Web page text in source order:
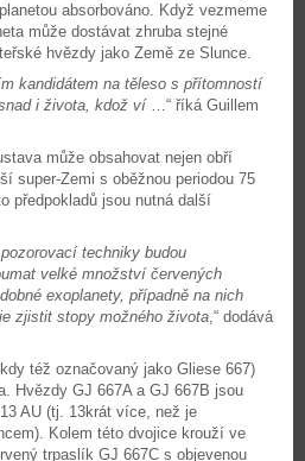
absorbováno. Když vezmeme
může dostávat zhruba stejné
hvězdy jako Země ze Slunce.
kandidátem na těleso s přítomností
i života, kdož ví …“ říká Guillem
může obsahovat nejen obří
super-Zemi s oběžnou periodou 75
předpokladů jsou nutná další
techniky budou
velké množství červených
exoplanety, případně na nich
zjistit stopy možného života,“ dodává
též označovaný jako Gliese 667)
Hvězdy GJ 667A a GJ 667B jsou
AU (tj. 13krát více, než je
Kolem této dvojice krouží ve
trpaslík GJ 667C s objevenou